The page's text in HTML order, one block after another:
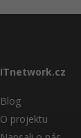
ITnetwork.cz
Blog
O projektu